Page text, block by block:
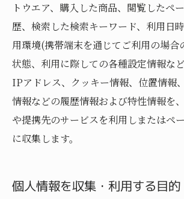
トウエア、購入した商品、閲覧したペ
歴、検索した検索キーワード、利用日
用環境(携帯端末を通じてご利用の場合
状態、利用に際しての各種設定情報な
IPアドレス、クッキー情報、位置情報
情報などの履歴情報および特性情報を
や提携先のサービスを利用しまたはペ
に収集します。
個人情報を収集・利用する目的